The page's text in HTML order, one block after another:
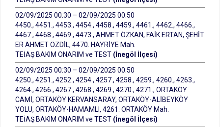
02/09/2025 00:30 – 02/09/2025 00:50
4450., 4451., 4453., 4454., 4458., 4459., 4461., 4462., 4466.,
4467., 4468., 4469., 4473., AHMET ÖZKAN, FAİK ERTAN, ŞEHİT
ER AHMET ÖZDİL, 4470. HAYRİYE Mah.
TEİAŞ BAKIM ONARIM ve TEST (İnegöl İlçesi)
02/09/2025 00:30 – 02/09/2025 00:50
4250., 4251., 4252., 4254., 4257., 4258., 4259., 4260., 4263.,
4264., 4266., 4267., 4268., 4269., 4270., 4271., ORTAKÖY
CAMİ, ORTAKÖY KERVANSARAY, ORTAKÖY-ALİBEYKÖY
YOLU, ORTAKÖY-HAMAMLI, 4261. ORTAKÖY Mah.
TEİAŞ BAKIM ONARIM ve TEST (İnegöl İlçesi)